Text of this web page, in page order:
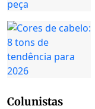
Colunistas